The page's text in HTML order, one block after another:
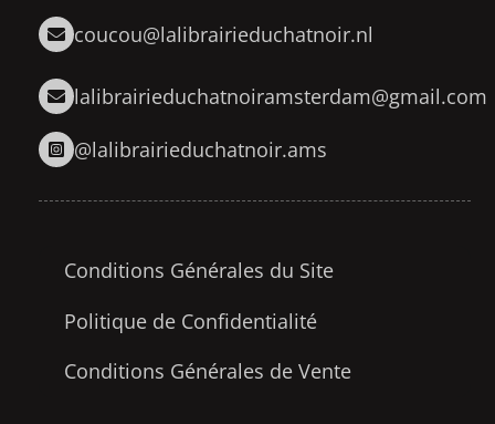
Corse
2
cosy
mystery
1
crime
coucou@lalibrairieduchatnoir.nl
lalibrairieduchatnoiramsterdam@gmail.com
@lalibrairieduchatnoir.ams
Conditions Générales du Site
Politique de Confidentialité
Conditions Générales de Vente